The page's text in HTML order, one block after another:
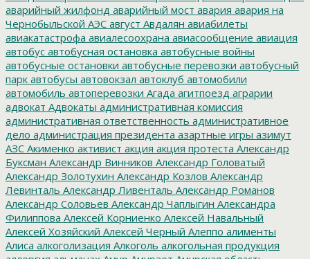
аварийный жилфонд аварийный мост авария авария на
Чернобыльской АЭС август Авдалян авиабилеты
авиакатастрофа авиалесоохрана авиасообщение авиация
автобус автобусная остановка автобусные войны
автобусные остановки автобусные перевозки автобусный
парк автобусы автовокзал автоклуб автомобили
автомобиль автоперевозки Агада агитпоезд аграрии
адвокат Адвокаты административная комиссия
административная ответственность административное
дело администрация президента азартные игры азимут
АЗС Акименко активист акция акция протеста Александр
Буксман Александр Винников Александр Головатый
Александр Золотухин Александр Козлов Александр
Левинталь Александр Ливенталь Александр Романов
Александр Соловьев Александр Чаплыгин Александра
Филиппова Алексей Корниенко Алексей Навальный
Алексей Хозяйский Алексей Черный Алеппо алименты
Алиса алкоголизация Алкоголь алкогольная продукция